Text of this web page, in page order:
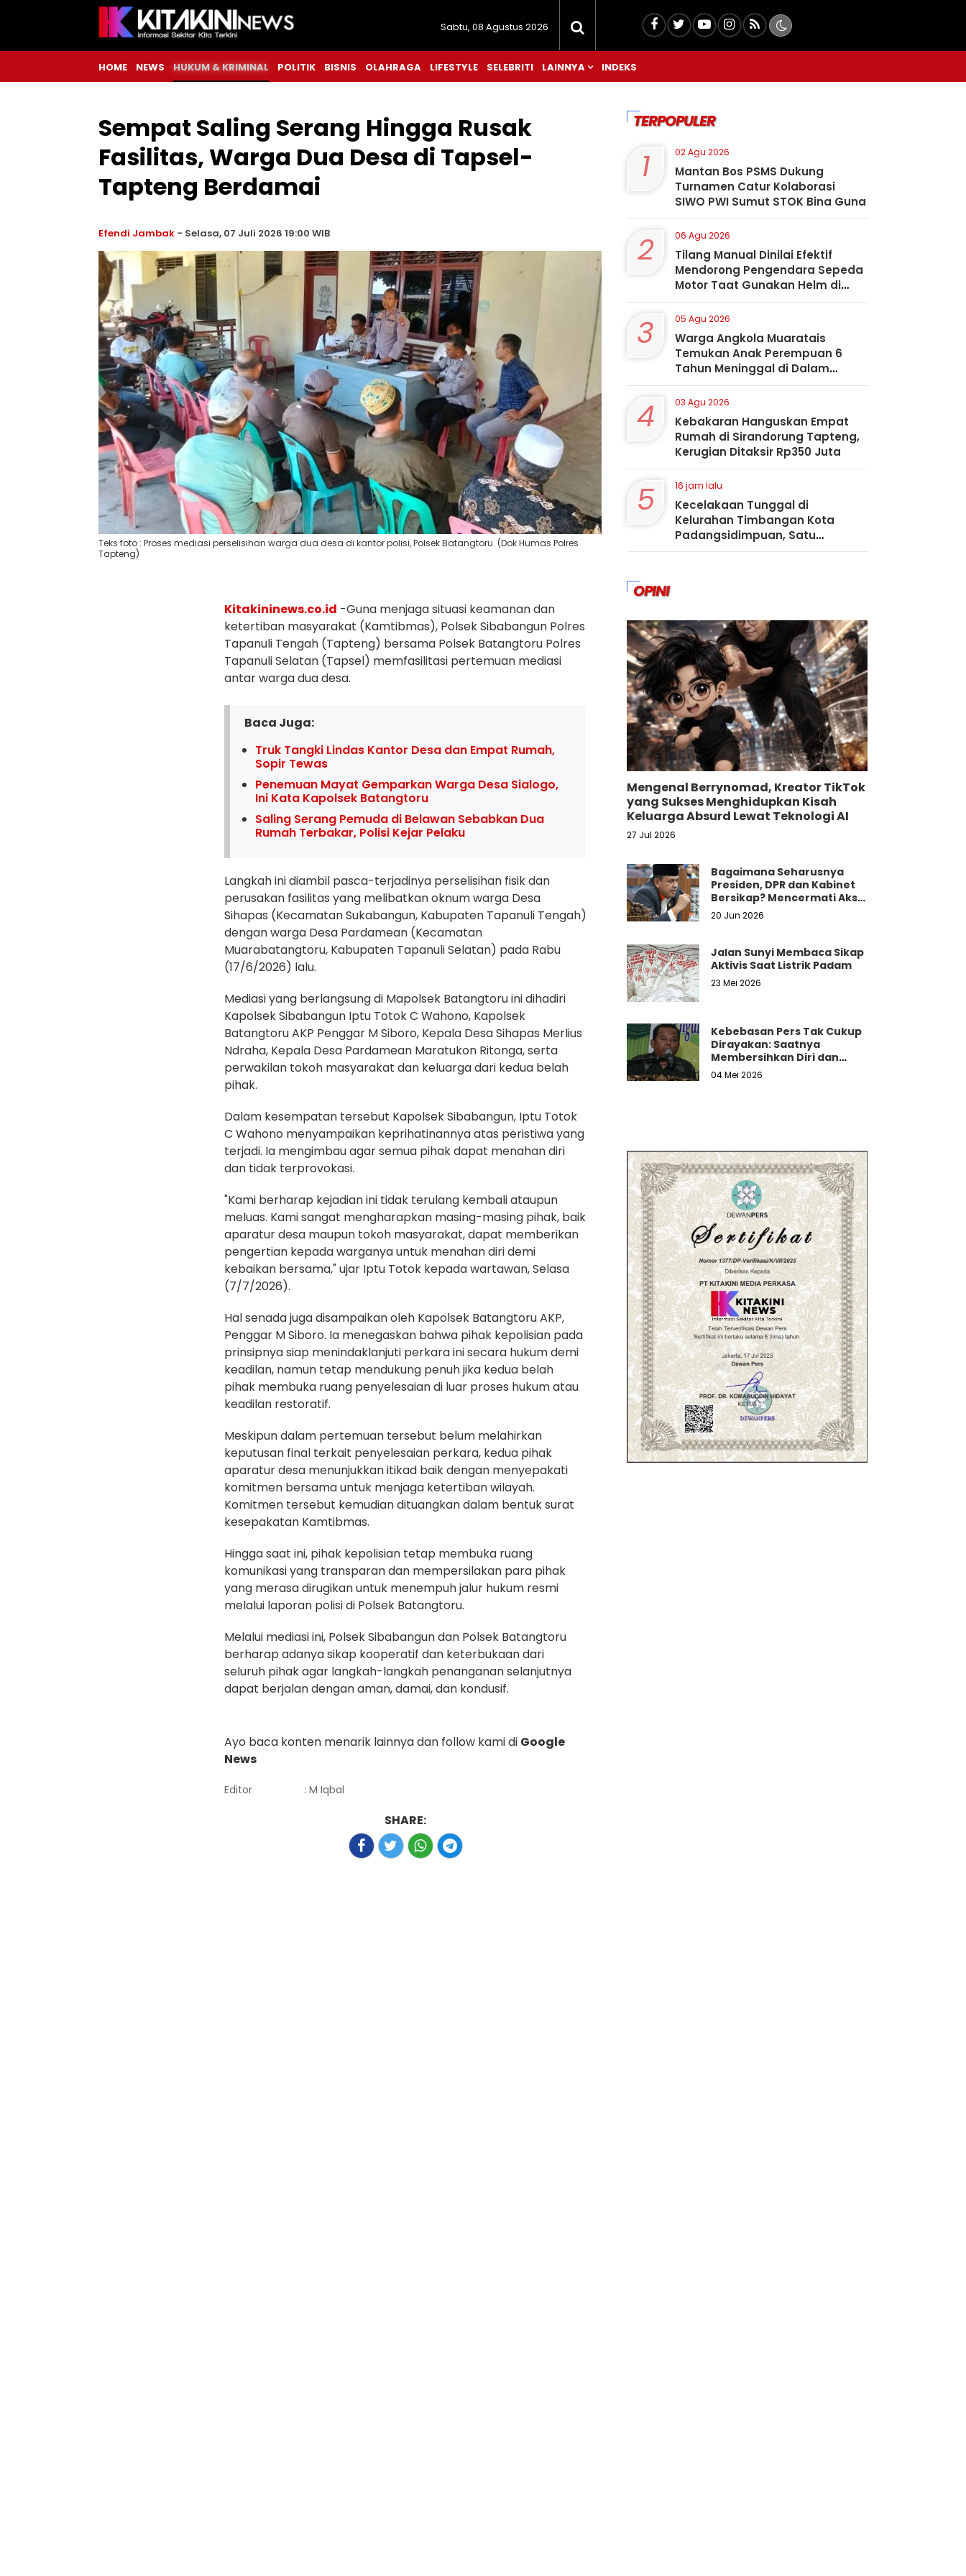
Sabtu, 08 Agustus 2026
HOME NEWS HUKUM & KRIMINAL POLITIK BISNIS OLAHRAGA LIFESTYLE SELEBRITI LAINNYA INDEKS
Sempat Saling Serang Hingga Rusak
Fasilitas, Warga Dua Desa di Tapsel-
Tapteng Berdamai
Efendi Jambak - Selasa, 07 Juli 2026 19:00 WIB
Teks foto : Proses mediasi perselisihan warga dua desa di kantor polisi, Polsek Batangtoru. (Dok Humas Polres
Tapteng)
Kitakininews.co.id -Guna menjaga situasi keamanan dan
ketertiban masyarakat (Kamtibmas), Polsek Sibabangun Polres
Tapanuli Tengah (Tapteng) bersama Polsek Batangtoru Polres
Tapanuli Selatan (Tapsel) memfasilitasi pertemuan mediasi
antar warga dua desa.
Baca Juga:
Truk Tangki Lindas Kantor Desa dan Empat Rumah,
Sopir Tewas
Penemuan Mayat Gemparkan Warga Desa Sialogo,
Ini Kata Kapolsek Batangtoru
Saling Serang Pemuda di Belawan Sebabkan Dua
Rumah Terbakar, Polisi Kejar Pelaku
Langkah ini diambil pasca-terjadinya perselisihan fisik dan
perusakan fasilitas yang melibatkan oknum warga Desa
Sihapas (Kecamatan Sukabangun, Kabupaten Tapanuli Tengah)
dengan warga Desa Pardamean (Kecamatan
Muarabatangtoru, Kabupaten Tapanuli Selatan) pada Rabu
(17/6/2026) lalu.
Mediasi yang berlangsung di Mapolsek Batangtoru ini dihadiri
Kapolsek Sibabangun Iptu Totok C Wahono, Kapolsek
Batangtoru AKP Penggar M Siboro, Kepala Desa Sihapas Merlius
Ndraha, Kepala Desa Pardamean Maratukon Ritonga, serta
perwakilan tokoh masyarakat dan keluarga dari kedua belah
pihak.
Dalam kesempatan tersebut Kapolsek Sibabangun, Iptu Totok
C Wahono menyampaikan keprihatinannya atas peristiwa yang
terjadi. Ia mengimbau agar semua pihak dapat menahan diri
dan tidak terprovokasi.
"Kami berharap kejadian ini tidak terulang kembali ataupun
meluas. Kami sangat mengharapkan masing-masing pihak, baik
aparatur desa maupun tokoh masyarakat, dapat memberikan
pengertian kepada warganya untuk menahan diri demi
kebaikan bersama," ujar Iptu Totok kepada wartawan, Selasa
(7/7/2026).
Hal senada juga disampaikan oleh Kapolsek Batangtoru AKP,
Penggar M Siboro. Ia menegaskan bahwa pihak kepolisian pada
prinsipnya siap menindaklanjuti perkara ini secara hukum demi
keadilan, namun tetap mendukung penuh jika kedua belah
pihak membuka ruang penyelesaian di luar proses hukum atau
keadilan restoratif.
Meskipun dalam pertemuan tersebut belum melahirkan
keputusan final terkait penyelesaian perkara, kedua pihak
aparatur desa menunjukkan itikad baik dengan menyepakati
komitmen bersama untuk menjaga ketertiban wilayah.
Komitmen tersebut kemudian dituangkan dalam bentuk surat
kesepakatan Kamtibmas.
Hingga saat ini, pihak kepolisian tetap membuka ruang
komunikasi yang transparan dan mempersilakan para pihak
yang merasa dirugikan untuk menempuh jalur hukum resmi
melalui laporan polisi di Polsek Batangtoru.
Melalui mediasi ini, Polsek Sibabangun dan Polsek Batangtoru
berharap adanya sikap kooperatif dan keterbukaan dari
seluruh pihak agar langkah-langkah penanganan selanjutnya
dapat berjalan dengan aman, damai, dan kondusif.
Ayo baca konten menarik lainnya dan follow kami di Google
News
Editor : M Iqbal
SHARE:
TERPOPULER
1 02 Agu 2026
Mantan Bos PSMS Dukung
Turnamen Catur Kolaborasi
SIWO PWI Sumut STOK Bina Guna
2 06 Agu 2026
Tilang Manual Dinilai Efektif
Mendorong Pengendara Sepeda
Motor Taat Gunakan Helm di
Kota Padangsidimpuan
3 05 Agu 2026
Warga Angkola Muaratais
Temukan Anak Perempuan 6
Tahun Meninggal di Dalam
Sumur
4 03 Agu 2026
Kebakaran Hanguskan Empat
Rumah di Sirandorung Tapteng,
Kerugian Ditaksir Rp350 Juta
5 16 jam lalu
Kecelakaan Tunggal di
Kelurahan Timbangan Kota
Padangsidimpuan, Satu
Penumpang Tewas
OPINI
Mengenal Berrynomad, Kreator TikTok
yang Sukses Menghidupkan Kisah
Keluarga Absurd Lewat Teknologi AI
27 Jul 2026
Bagaimana Seharusnya
Presiden, DPR dan Kabinet
Bersikap? Mencermati Aksi
Damai Mahasiswa dan
20 Jun 2026
Jalan Sunyi Membaca Sikap
Aktivis Saat Listrik Padam
23 Mei 2026
Kebebasan Pers Tak Cukup
Dirayakan: Saatnya
Membersihkan Diri dan
Melawan Tekanan Nyata
04 Mei 2026